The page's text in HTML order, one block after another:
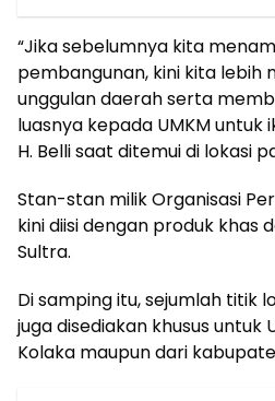
“Jika sebelumnya kita
pembangunan, kini kita lebih
unggulan daerah serta
luasnya kepada UMKM untuk
H. Belli saat ditemui di lokasi
Stan-stan milik Organisasi
kini diisi dengan produk khas
Sultra.
Di samping itu, sejumlah titik
juga disediakan khusus untuk
Kolaka maupun dari